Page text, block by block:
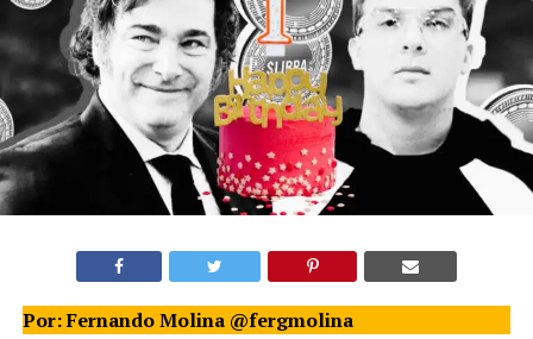
Por: Fernando Molina @fergmolina